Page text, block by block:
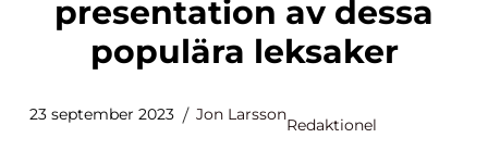
presentation av dessa
populära leksaker
23 september 2023 Jon Larsson
Redaktionel